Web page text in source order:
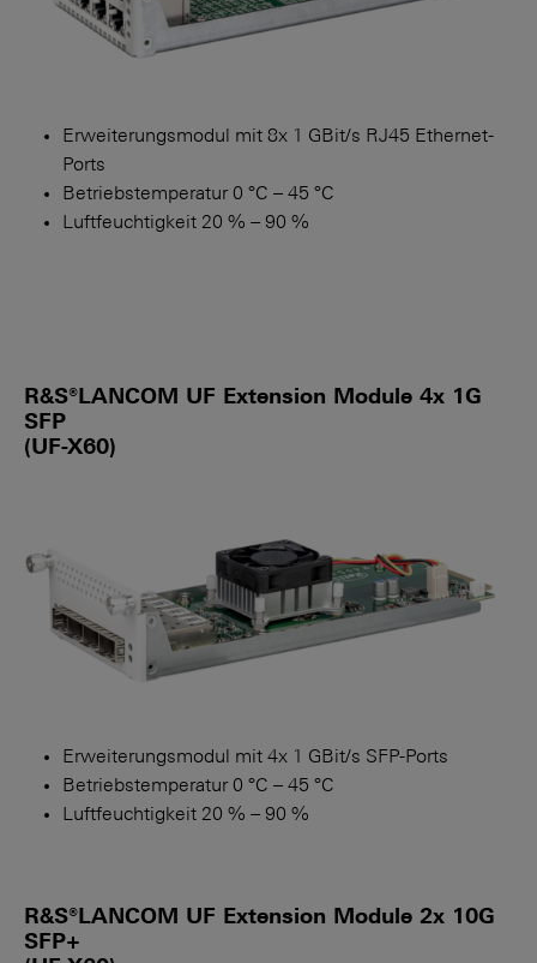
Erweiterungsmodul mit 8x 1 GBit/s RJ45 Ethernet-
Ports
Betriebstemperatur 0 °C – 45 °C
Luftfeuchtigkeit 20 % – 90 %
R&S®LANCOM UF Extension Module 4x 1G
SFP
(UF-X60)
Erweiterungsmodul mit 4x 1 GBit/s SFP-Ports
Betriebstemperatur 0 °C – 45 °C
Luftfeuchtigkeit 20 % – 90 %
R&S®LANCOM UF Extension Module 2x 10G
SFP+